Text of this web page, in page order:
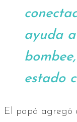
ayuda
estado
El papá agregó